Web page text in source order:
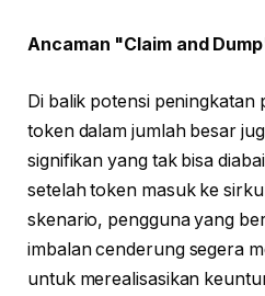
Ancaman "Claim and
Di balik potensi peningkatan
token dalam jumlah besar
signifikan yang tak bisa
setelah token masuk ke
skenario, pengguna yang
imbalan cenderung segera
untuk merealisasikan